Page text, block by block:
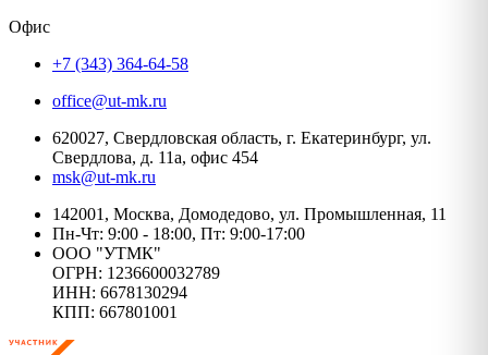
Офис
+7 (343) 364-64-58
office@ut-mk.ru
620027, Свердловская область, г. Екатеринбург, ул.
Свердлова, д. 11а, офис 454
msk@ut-mk.ru
142001, Москва, Домодедово, ул. Промышленная, 11
Пн-Чт: 9:00 - 18:00, Пт: 9:00-17:00
ООО "УТМК"
ОГРН: 1236600032789
ИНН: 6678130294
КПП: 667801001